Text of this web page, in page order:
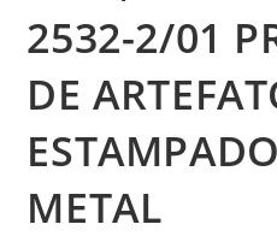
2532-2/01
DE
METAL